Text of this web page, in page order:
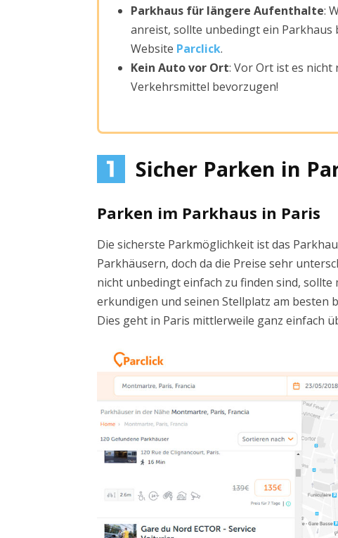
Parkhaus für längere Aufenthalte:
anreist, sollte unbedingt ein Parkhaus
Website Parclick.
Kein Auto vor Ort: Vor Ort ist es nicht
Verkehrsmittel bevorzugen!
Sicher Parken in
Parken im Parkhaus in Paris
Die sicherste Parkmöglichkeit ist das
Parkhäusern, doch da die Preise sehr
nicht unbedingt einfach zu finden sind, sollte
erkundigen und seinen Stellplatz am besten
Dies geht in Paris mittlerweile ganz einfach